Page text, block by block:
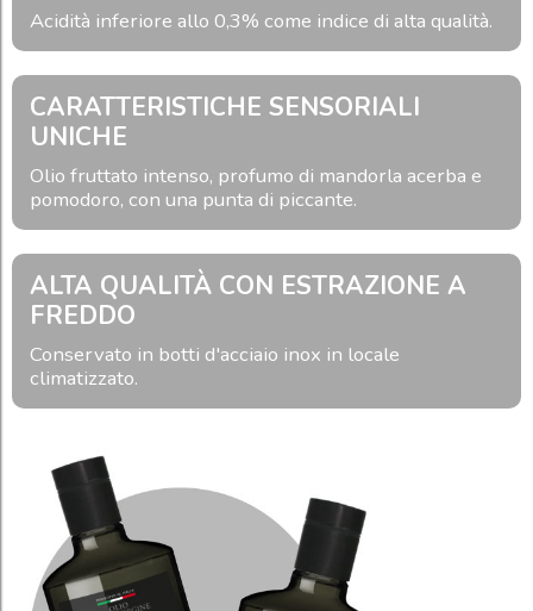
Acidità inferiore allo 0,3% come indice di alta qualità.
CARATTERISTICHE SENSORIALI
UNICHE
Olio fruttato intenso, profumo di mandorla acerba e
pomodoro, con una punta di piccante.
ALTA QUALITÀ CON ESTRAZIONE A
FREDDO
Conservato in botti d'acciaio inox in locale
climatizzato.